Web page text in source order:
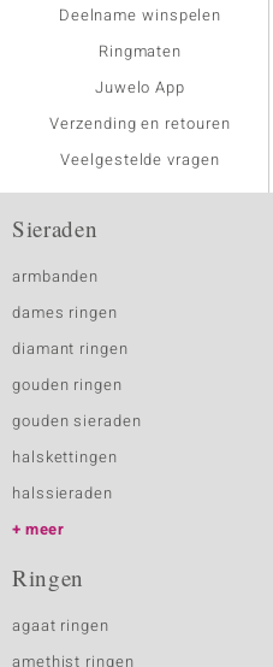
Deelname winspelen
Ringmaten
Juwelo App
Verzending en retouren
Veelgestelde vragen
Sieraden
armbanden
dames ringen
diamant ringen
gouden ringen
gouden sieraden
halskettingen
halssieraden
meer
Ringen
agaat ringen
amethist ringen